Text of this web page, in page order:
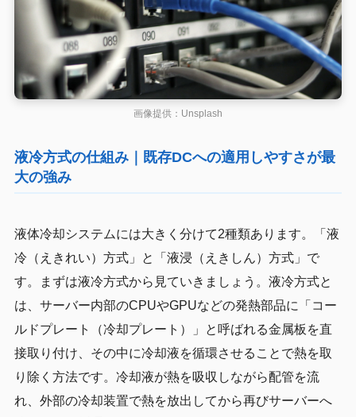
画像提供：Unsplash
液冷方式の仕組み｜既存DCへの適用しやすさが最
大の強み
液体冷却システムには大きく分けて2種類あります。「液
冷（えきれい）方式」と「液浸（えきしん）方式」で
す。まずは液冷方式から見ていきましょう。液冷方式と
は、サーバー内部のCPUやGPUなどの発熱部品に「コー
ルドプレート（冷却プレート）」と呼ばれる金属板を直
接取り付け、その中に冷却液を循環させることで熱を取
り除く方法です。冷却液が熱を吸収しながら配管を流
れ、外部の冷却装置で熱を放出してから再びサーバーへ